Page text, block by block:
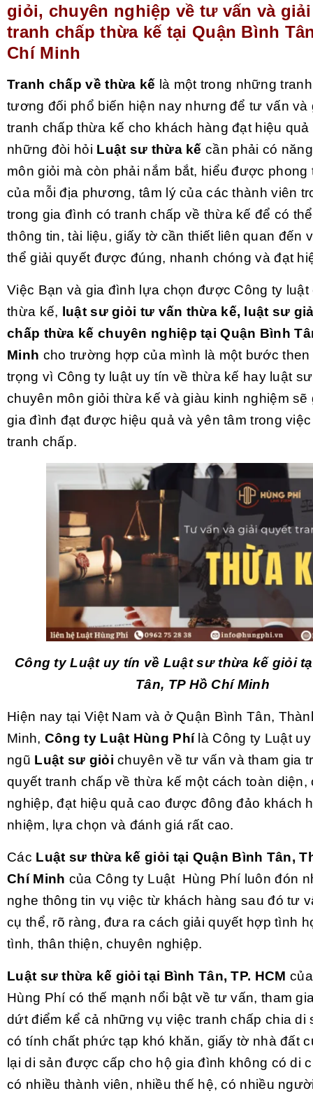
giỏi, chuyên nghiệp về tư vấn và
tranh chấp thừa kế tại Quận Bình
Chí Minh
Tranh chấp về thừa kế là một trong những
tương đối phổ biến hiện nay nhưng để tư vấn và
tranh chấp thừa kế cho khách hàng đạt hiệu
những đòi hỏi Luật sư thừa kế cần phải có
môn giỏi mà còn phải nắm bắt, hiểu được phong
của mỗi địa phương, tâm lý của các thành viên
trong gia đình có tranh chấp về thừa kế để có
thông tin, tài liệu, giấy tờ cần thiết liên quan đến
thể giải quyết được đúng, nhanh chóng và đạt
Việc Bạn và gia đình lựa chọn được Công ty luật
thừa kế, luật sư giỏi tư vấn thừa kế, luật sư
chấp thừa kế chuyên nghiệp tại Quận Bình
Minh cho trường hợp của mình là một bước then
trọng vì Công ty luật uy tín về thừa kế hay luật
chuyên môn giỏi thừa kế và giàu kinh nghiệm sẽ
gia đình đạt được hiệu quả và yên tâm trong
tranh chấp.
Công ty Luật uy tín về Luật sư thừa kế giỏi
Tân, TP Hồ Chí Minh
Hiện nay tại Việt Nam và ở Quận Bình Tân,
Minh, Công ty Luật Hùng Phílà Công ty Luật
ngũ Luật sư giỏi chuyên về tư vấn và tham gia
quyết tranh chấp về thừa kế một cách toàn diện,
nghiệp, đạt hiệu quả cao được đông đảo khách
nhiệm, lựa chọn và đánh giá rất cao.
Các Luật sư thừa kế giỏi tại Quận Bình Tân,
Chí Minh của Công ty Luật Hùng Phí luôn đón
nghe thông tin vụ việc từ khách hàng sau đó tư
cụ thể, rõ ràng, đưa ra cách giải quyết hợp tình
tình, thân thiện, chuyên nghiệp.
Luật sư thừa kế giỏi tại Bình Tân, TP. HCM
Hùng Phí có thế mạnh nổi bật về tư vấn, tham
dứt điểm kể cả những vụ việc tranh chấp chia di
có tính chất phức tạp khó khăn, giấy tờ nhà đất
lại di sản được cấp cho hộ gia đình không có di
có nhiều thành viên, nhiều thế hệ, có nhiều